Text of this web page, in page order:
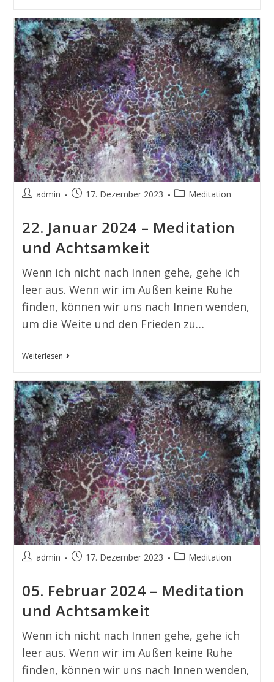
admin 17. Dezember 2023 Meditation
22. Januar 2024 – Meditation
und Achtsamkeit
Wenn ich nicht nach Innen gehe, gehe ich
leer aus. Wenn wir im Außen keine Ruhe
finden, können wir uns nach Innen wenden,
um die Weite und den Frieden zu…
Weiterlesen
admin 17. Dezember 2023 Meditation
05. Februar 2024 – Meditation
und Achtsamkeit
Wenn ich nicht nach Innen gehe, gehe ich
leer aus. Wenn wir im Außen keine Ruhe
finden, können wir uns nach Innen wenden,